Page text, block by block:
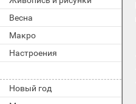
Весна
Макро
Настроения
Новый год